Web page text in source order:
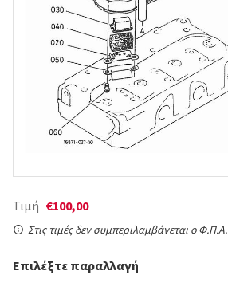
Τιμή €100,00
Στις τιμές δεν συμπεριλαμβάνεται ο Φ.Π.Α.
Επιλέξτε παραλλαγή